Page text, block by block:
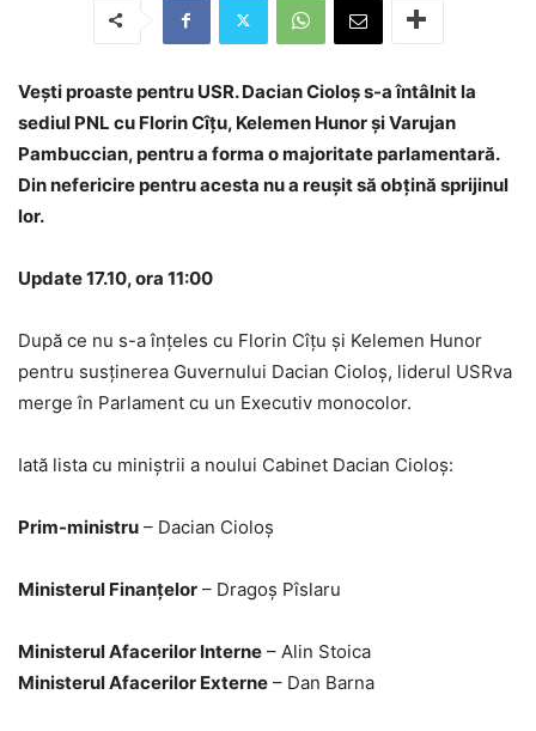
Vești proaste pentru USR. Dacian Cioloș s-a întâlnit la
sediul PNL cu Florin Cîțu, Kelemen Hunor și Varujan
Pambuccian, pentru a forma o majoritate parlamentară.
Din nefericire pentru acesta nu a reușit să obțină sprijinul
lor.
Update 17.10, ora 11:00
După ce nu s-a înțeles cu Florin Cîțu și Kelemen Hunor
pentru susținerea Guvernului Dacian Cioloș, liderul USRva
merge în Parlament cu un Executiv monocolor.
Iată lista cu miniștrii a noului Cabinet Dacian Cioloș:
Prim-ministru – Dacian Cioloș
Ministerul Finanțelor – Dragoș Pîslaru
Ministerul Afacerilor Interne – Alin Stoica
Ministerul Afacerilor Externe – Dan Barna